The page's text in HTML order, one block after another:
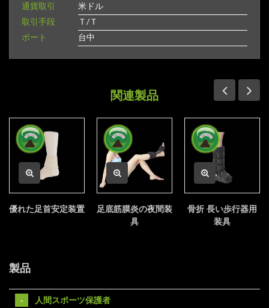
通貨取引
米ドル
取引手段
Ｔ/Ｔ
ポート
台中
関連製品
優れた足首安定装置
足底筋膜炎の夜間装
具
骨折 長い歩行器用
装具
製品
人間スポーツ保護者